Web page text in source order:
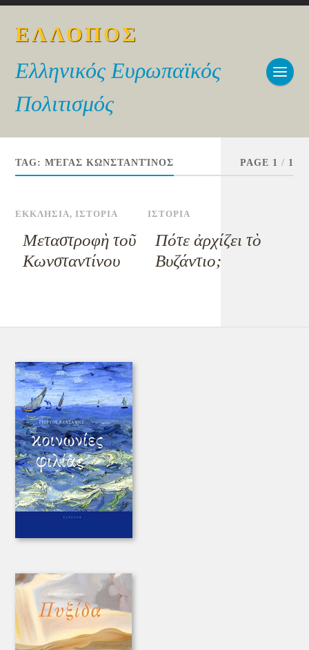
ΕΛΛΟΠΟΣ
Ελληνικός Ευρωπαϊκός
Πολιτισμός
TAG:ΜΈΓΑΣ ΚΩΝΣΤΑΝΤΊΝΟΣ PAGE 1 / 1
ΕΚΚΛΗΣΙΑ, ΙΣΤΟΡΙΑ
Μεταστροφὴ τοῦ
Κωνσταντίνου
ΙΣΤΟΡΙΑ
Πότε ἀρχίζει τὸ
Βυζάντιο;